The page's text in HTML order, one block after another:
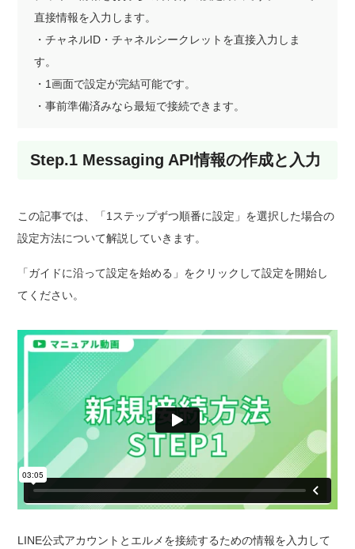
直接情報を入力します。
・チャネルID・チャネルシークレットを直接入力しま
す。
・1画面で設定が完結可能です。
・事前準備済みなら最短で接続できます。
Step.1 Messaging API情報の作成と入力
この記事では、「1ステップずつ順番に設定」を選択した場合の
設定方法について解説していきます。
「ガイドに沿って設定を始める」をクリックして設定を開始し
てください。
LINE公式アカウントとエルメを接続するための情報を入力して